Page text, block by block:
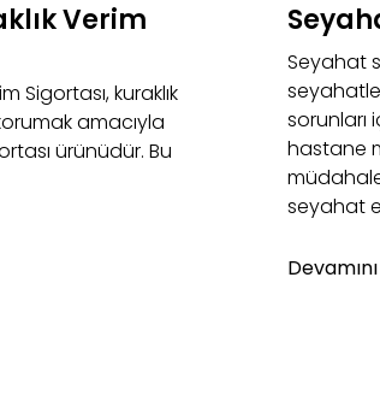
Verim
Sigortası, kuraklık
amacıyla
ürünüdür. Bu
Seyahat
sorunları
hastane
seyahat